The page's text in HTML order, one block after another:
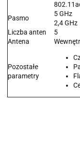
Pasmo
5 GHz
2,4 GHz
Liczba anten
5
Antena
Pozostałe
parametry